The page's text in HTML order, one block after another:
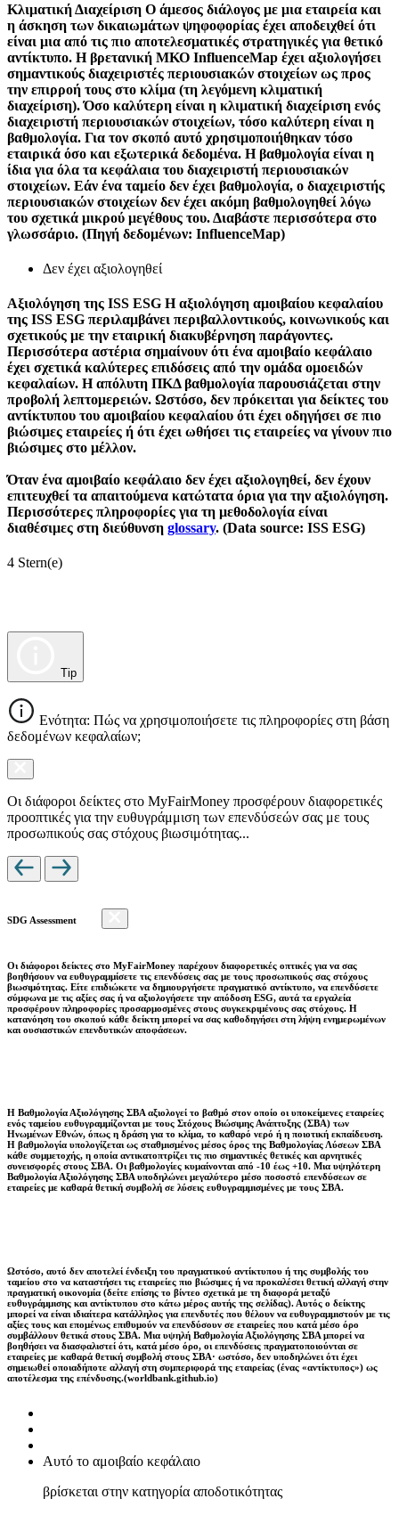
Κλιματική Διαχείριση Ο άμεσος διάλογος με μια εταιρεία και
η άσκηση των δικαιωμάτων ψηφοφορίας έχει αποδειχθεί ότι
είναι μια από τις πιο αποτελεσματικές στρατηγικές για θετικό
αντίκτυπο. Η βρετανική ΜΚΟ InfluenceMap έχει αξιολογήσει
σημαντικούς διαχειριστές περιουσιακών στοιχείων ως προς
την επιρροή τους στο κλίμα (τη λεγόμενη κλιματική
διαχείριση). Όσο καλύτερη είναι η κλιματική διαχείριση ενός
διαχειριστή περιουσιακών στοιχείων, τόσο καλύτερη είναι η
βαθμολογία. Για τον σκοπό αυτό χρησιμοποιήθηκαν τόσο
εταιρικά όσο και εξωτερικά δεδομένα. Η βαθμολογία είναι η
ίδια για όλα τα κεφάλαια του διαχειριστή περιουσιακών
στοιχείων. Εάν ένα ταμείο δεν έχει βαθμολογία, ο διαχειριστής
περιουσιακών στοιχείων δεν έχει ακόμη βαθμολογηθεί λόγω
του σχετικά μικρού μεγέθους του. Διαβάστε περισσότερα στο
γλωσσάριο. (Πηγή δεδομένων: InfluenceMap)
Δεν έχει αξιολογηθεί
Αξιολόγηση της ISS ESG Η αξιολόγηση αμοιβαίου κεφαλαίου
της ISS ESG περιλαμβάνει περιβαλλοντικούς, κοινωνικούς και
σχετικούς με την εταιρική διακυβέρνηση παράγοντες.
Περισσότερα αστέρια σημαίνουν ότι ένα αμοιβαίο κεφάλαιο
έχει σχετικά καλύτερες επιδόσεις από την ομάδα ομοειδών
κεφαλαίων. Η απόλυτη ΠΚΔ βαθμολογία παρουσιάζεται στην
προβολή λεπτομερειών. Ωστόσο, δεν πρόκειται για δείκτες του
αντίκτυπου του αμοιβαίου κεφαλαίου ότι έχει οδηγήσει σε πιο
βιώσιμες εταιρείες ή ότι έχει ωθήσει τις εταιρείες να γίνουν πιο
βιώσιμες στο μέλλον.
Όταν ένα αμοιβαίο κεφάλαιο δεν έχει αξιολογηθεί, δεν έχουν
επιτευχθεί τα απαιτούμενα κατώτατα όρια για την αξιολόγηση.
Περισσότερες πληροφορίες για τη μεθοδολογία είναι
διαθέσιμες στη διεύθυνση glossary. (Data source: ISS ESG)
4 Stern(e)
Tip
Ενότητα: Πώς να χρησιμοποιήσετε τις πληροφορίες στη βάση
δεδομένων κεφαλαίων;
Οι διάφοροι δείκτες στο MyFairMoney προσφέρουν διαφορετικές
προοπτικές για την ευθυγράμμιση των επενδύσεών σας με τους
προσωπικούς σας στόχους βιωσιμότητας...
SDG Assessment
Οι διάφοροι δείκτες στο MyFairMoney παρέχουν διαφορετικές οπτικές για να σας
βοηθήσουν να ευθυγραμμίσετε τις επενδύσεις σας με τους προσωπικούς σας στόχους
βιωσιμότητας. Είτε επιδιώκετε να δημιουργήσετε πραγματικό αντίκτυπο, να επενδύσετε
σύμφωνα με τις αξίες σας ή να αξιολογήσετε την απόδοση ESG, αυτά τα εργαλεία
προσφέρουν πληροφορίες προσαρμοσμένες στους συγκεκριμένους σας στόχους. Η
κατανόηση του σκοπού κάθε δείκτη μπορεί να σας καθοδηγήσει στη λήψη ενημερωμένων
και ουσιαστικών επενδυτικών αποφάσεων.
Η Βαθμολογία Αξιολόγησης ΣΒΑ αξιολογεί το βαθμό στον οποίο οι υποκείμενες εταιρείες
ενός ταμείου ευθυγραμμίζονται με τους Στόχους Βιώσιμης Ανάπτυξης (ΣΒΑ) των
Ηνωμένων Εθνών, όπως η δράση για το κλίμα, το καθαρό νερό ή η ποιοτική εκπαίδευση.
Η βαθμολογία υπολογίζεται ως σταθμισμένος μέσος όρος της Βαθμολογίας Λύσεων ΣΒΑ
κάθε συμμετοχής, η οποία αντικατοπτρίζει τις πιο σημαντικές θετικές και αρνητικές
συνεισφορές στους ΣΒΑ. Οι βαθμολογίες κυμαίνονται από -10 έως +10. Μια υψηλότερη
Βαθμολογία Αξιολόγησης ΣΒΑ υποδηλώνει μεγαλύτερο μέσο ποσοστό επενδύσεων σε
εταιρείες με καθαρά θετική συμβολή σε λύσεις ευθυγραμμισμένες με τους ΣΒΑ.
Ωστόσο, αυτό δεν αποτελεί ένδειξη του πραγματικού αντίκτυπου ή της συμβολής του
ταμείου στο να καταστήσει τις εταιρείες πιο βιώσιμες ή να προκαλέσει θετική αλλαγή στην
πραγματική οικονομία (δείτε επίσης το βίντεο σχετικά με τη διαφορά μεταξύ
ευθυγράμμισης και αντίκτυπου στο κάτω μέρος αυτής της σελίδας). Αυτός ο δείκτης
μπορεί να είναι ιδιαίτερα κατάλληλος για επενδυτές που θέλουν να ευθυγραμμιστούν με τις
αξίες τους και επομένως επιθυμούν να επενδύσουν σε εταιρείες που κατά μέσο όρο
συμβάλλουν θετικά στους ΣΒΑ. Μια υψηλή Βαθμολογία Αξιολόγησης ΣΒΑ μπορεί να
βοηθήσει να διασφαλιστεί ότι, κατά μέσο όρο, οι επενδύσεις πραγματοποιούνται σε
εταιρείες με καθαρά θετική συμβολή στους ΣΒΑ· ωστόσο, δεν υποδηλώνει ότι έχει
σημειωθεί οποιαδήποτε αλλαγή στη συμπεριφορά της εταιρείας (ένας «αντίκτυπος») ως
αποτέλεσμα της επένδυσης.(worldbank.github.io)
Αυτό το αμοιβαίο κεφάλαιο
βρίσκεται στην κατηγορία αποδοτικότητας